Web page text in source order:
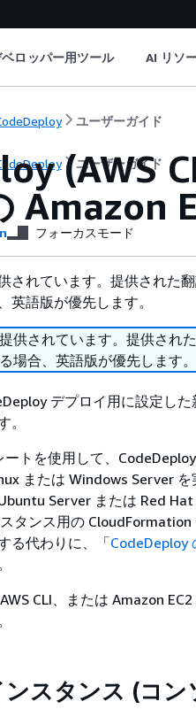
ロッパー用ツール AI リソ
ユーザーガイド
ユーザーガイド
(AWS
Amazon
フォーカスモード
されています。提供された
英語版が優先します。
供されています。提供され
場合、英語版が優先します。
デプロイ用に設定し
。
トを使用して、
または Windows Server
Server または Red
タンス用の
る代わりに、「CodeDeploy
CLI、または Amazon
スタンス (コン